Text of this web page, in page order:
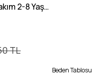
2-8 Yaş
TL
Beden Tablosu